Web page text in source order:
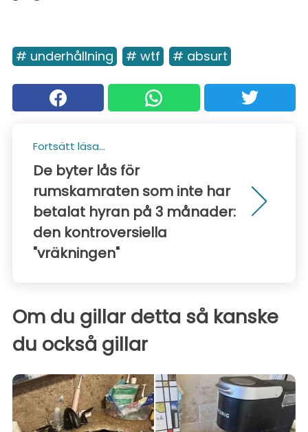
# underhållning # wtf # absurt
Fortsätt läsa...
De byter lås för
rumskamraten som inte har
betalat hyran på 3 månader:
den kontroversiella
"vräkningen"
Om du gillar detta så kanske
du också gillar